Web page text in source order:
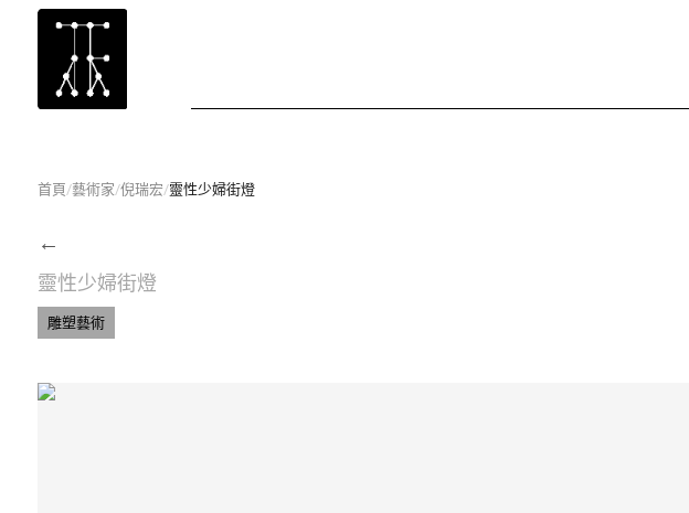
首頁/藝術家/倪瑞宏/靈性少婦街燈
←
靈性少婦街燈
雕塑藝術